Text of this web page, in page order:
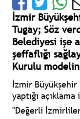
İzmir
Tugay; Söz
Belediyesi işe
şeffaflığı
Kurulu
İzmir Büyükşehir
yaptığı
"Değerli